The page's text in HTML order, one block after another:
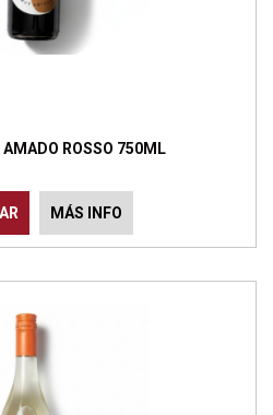
ROSSO 750ML
MÁS INFO